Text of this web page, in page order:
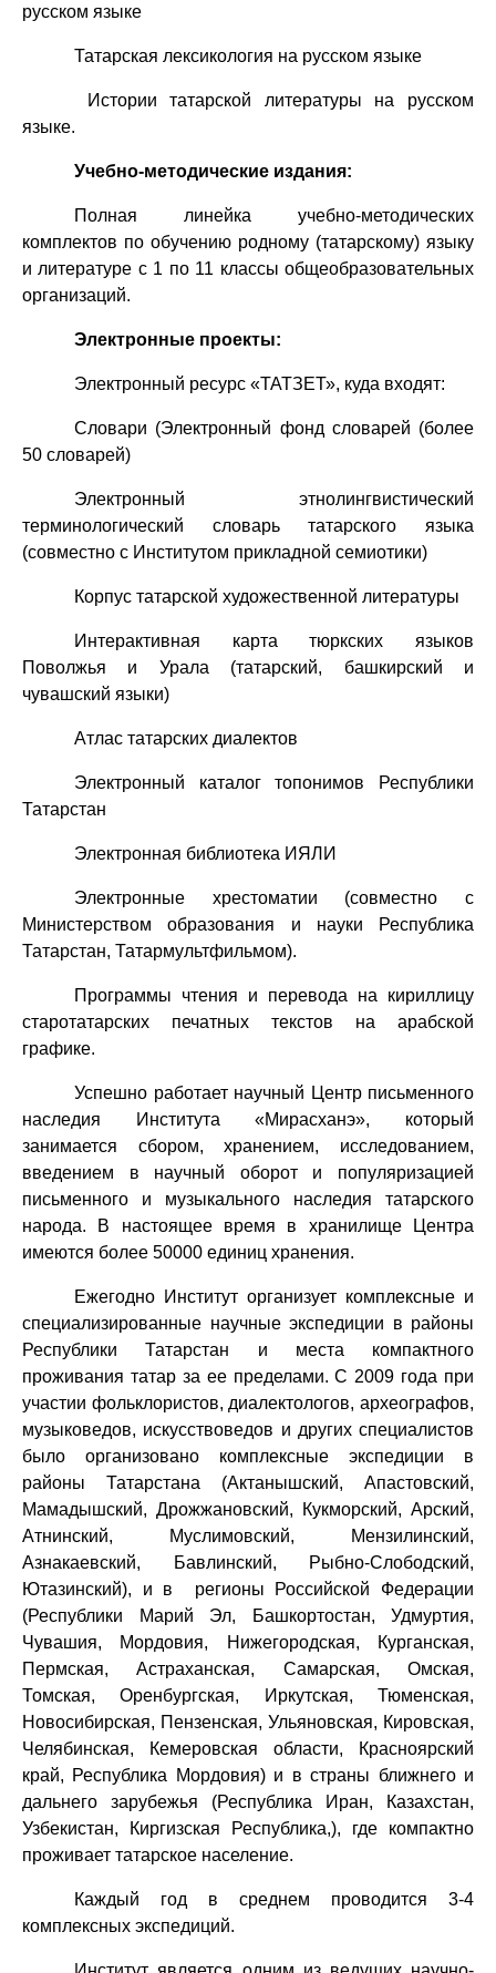
русском языке
Татарская лексикология на русском языке
Истории татарской литературы на русском
языке.
Учебно-методические издания:
Полная линейка учебно-методических
комплектов по обучению родному (татарскому) языку
и литературе с 1 по 11 классы общеобразовательных
организаций.
Электронные проекты:
Электронный ресурс «ТАТЗЕТ», куда входят:
Словари (Электронный фонд словарей (более
50 словарей)
Электронный этнолингвистический
терминологический словарь татарского языка
(совместно с Институтом прикладной семиотики)
Корпус татарской художественной литературы
Интерактивная карта тюркских языков
Поволжья и Урала (татарский, башкирский и
чувашский языки)
Атлас татарских диалектов
Электронный каталог топонимов Республики
Татарстан
Электронная библиотека ИЯЛИ
Электронные хрестоматии (совместно с
Министерством образования и науки Республика
Татарстан, Татармультфильмом).
Программы чтения и перевода на кириллицу
старотатарских печатных текстов на арабской
графике.
Успешно работает научный Центр письменного
наследия Института «Мирасханэ», который
занимается сбором, хранением, исследованием,
введением в научный оборот и популяризацией
письменного и музыкального наследия татарского
народа. В настоящее время в хранилище Центра
имеются более 50000 единиц хранения.
Ежегодно Институт организует комплексные и
специализированные научные экспедиции в районы
Республики Татарстан и места компактного
проживания татар за ее пределами. С 2009 года при
участии фольклористов, диалектологов, археографов,
музыковедов, искусствоведов и других специалистов
было организовано комплексные экспедиции в
районы Татарстана (Актанышский, Апастовский,
Мамадышский, Дрожжановский, Кукморский, Арский,
Атнинский, Муслимовский, Мензилинский,
Азнакаевский, Бавлинский, Рыбно-Слободский,
Ютазинский), и в регионы Российской Федерации
(Республики Марий Эл, Башкортостан, Удмуртия,
Чувашия, Мордовия, Нижегородская, Курганская,
Пермская, Астраханская, Самарская, Омская,
Томская, Оренбургская, Иркутская, Тюменская,
Новосибирская, Пензенская, Ульяновская, Кировская,
Челябинская, Кемеровская области, Красноярский
край, Республика Мордовия) и в страны ближнего и
дальнего зарубежья (Республика Иран, Казахстан,
Узбекистан, Киргизская Республика,), где компактно
проживает татарское население.
Каждый год в среднем проводится 3-4
комплексных экспедиций.